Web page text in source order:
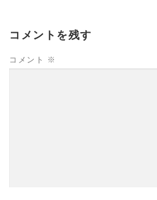
コメントを残す
コメント ※